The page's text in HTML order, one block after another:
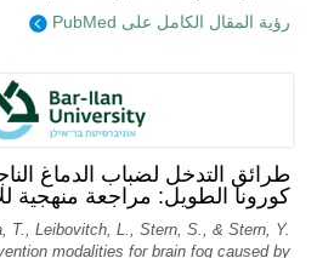
رؤية المقال الكامل على PubMed
طرائق التدخل لضباب الدماغ
كورونا الطويل: مراجعة منهجية
T., Leibovitch, L., Stern, S., & Stern, Y.
modalities for brain fog caused by